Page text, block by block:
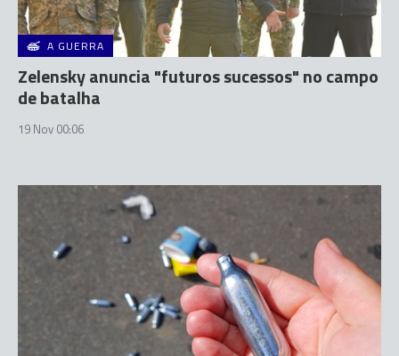
A GUERRA
Zelensky anuncia "futuros sucessos" no campo
de batalha
19 Nov 00:06